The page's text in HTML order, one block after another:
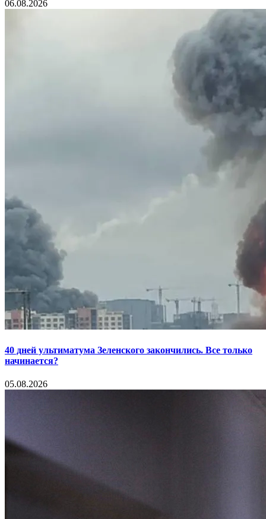
06.08.2026
40 дней ультиматума Зеленского закончились. Все только
начинается?
05.08.2026